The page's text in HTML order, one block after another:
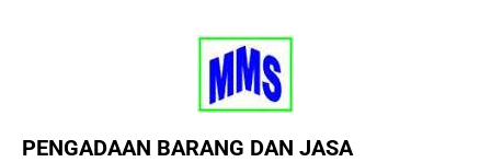
PENGADAAN BARANG DAN JASA